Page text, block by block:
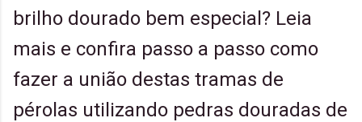
brilho dourado bem especial? Leia
mais e confira passo a passo como
fazer a união destas tramas de
pérolas utilizando pedras douradas de